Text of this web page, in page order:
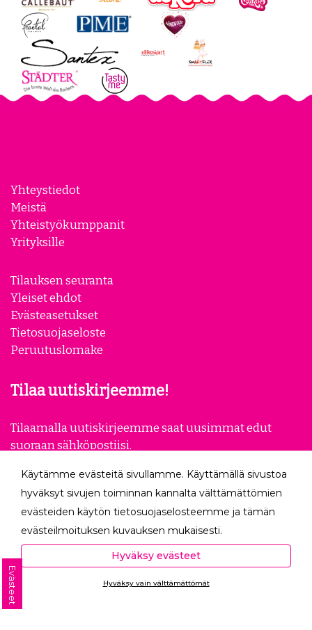
Yhteystiedot
Meistä
Yhteistyökumppanit
Yrityksille
Tilauksen seuranta
Yleiset ehdot
Evästeasetukset
Tietosuojaseloste
Peruutuslomake
Tilaa uutiskirjeemme!
Tilaamalla uutiskirjeemme saat uusimmat edut
suoraan sähköpostiisi.
Seuraa meitä
Käytämme evästeitä sivullamme. Käyttämällä sivustoa
hyväksyt sivujen toiminnan kannalta välttämättömien
evästeiden käytön tietosuojaselosteemme ja tämän
evästeilmoituksen kuvauksen mukaisesti.
Hyväksyessäsi analytiikka- ja markkinointievästeet
autat meitä mittaamaan ja analysoimaan
verkkosivumme toimintaa ja käyttöä (Analytiikka ja
Hyväksy evästeet
Hyväksy vain välttämättömät
Evästeet